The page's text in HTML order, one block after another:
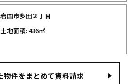
岩国市多田２丁目
土地面積: 436㎡